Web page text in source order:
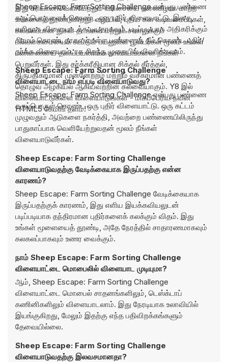
இது சரியான வெளியேற்றும் வரிசையை தலைகீழாக மாற்ற
உங்களைத் தூண்டுகிறது. வழியில், புதிய கள வடிவமைப்புகள்,
கலகலப்பான துகள் தடங்கள் மற்றும் சவாலுக்குப்
பல்வகைமையைக் கூட்டும் பயனுள்ள பூஸ்டர்கள் மூலம் உங்கள்
பண்ணையை தனிப்பயனாக்க நாணயங்களை நீங்கள்
பெறுவீர்கள். இது தர்க்கரீதியான சிக்கல் தீர்த்தல்,
திருப்திகரமான முன்னேற்றம் மற்றும் வசீகரமான பண்ணைத்
தொழுவ அழகியல் ஆகியவற்றின் கலவையாகும். Y8 இல்
விளையாட்டுகளை விளையாடுங்கள் - மிகப்பெரிய நவீன
HTML5 கேமிங் தளம்!
Sheep Escape: Farm Sorting Challenge என்பது பண்ணை
கருப்பொருளைக் கொண்ட ஒரு புதிர் விளையாட்டு. இதை,
எளிதாக விளையாடக்கூடியதாகவும், படிப்படியாக அதிகரிக்கும்
சிரமம் கொண்டதாகவும் உள்ள பண்ணைத் தீம் கொண்ட புதிர்/
தர்க்க விளையாட்டாக சிறந்த முறையில் விவரிக்கலாம்.
Sheep Escape: Farm Sorting Challenge
விளையாட்டை நாம் எப்படி விளையாடுவது?
Sheep Escape: Farm Sorting Challenge என்பது பண்ணை
கருப்பொருள் கொண்ட ஒரு புதிர் விளையாட்டு. ஒரு கட்டம்
முழுவதும் ஆடுகளை நகர்த்தி, அவற்றை பண்ணையிலிருந்து
பாதுகாப்பாக வெளியேற்றுவதன் மூலம் நீங்கள்
விளையாடுவீர்கள்.
Sheep Escape: Farm Sorting Challenge
விளையாடுவதற்கு வேடிக்கையாக இருப்பதற்கு என்ன
காரணம்?
Sheep Escape: Farm Sorting Challenge வேடிக்கையாக
இருப்பதற்குக் காரணம், இது எளிய இயக்கவியலுடன்
படிப்படியாக தந்திரமான புதிர்களைக் கலக்கும் விதம். இது
உங்கள் மூளையைத் தூண்டி, அதே நேரத்தில் சாதாரணமாகவும்
கலகலப்பாகவும் உணர வைக்கும்.
நாம் Sheep Escape: Farm Sorting Challenge
விளையாட்டை மொபைலில் விளையாட முடியுமா?
ஆம், Sheep Escape: Farm Sorting Challenge
விளையாட்டை மொபைல் சாதனங்களிலும், டெஸ்க்டாப்
கணினிகளிலும் விளையாடலாம். இது நேரடியாக உலாவியில்
இயங்குகிறது, மேலும் இதற்கு எந்த பதிவிறக்கங்களும்
தேவையில்லை.
Sheep Escape: Farm Sorting Challenge
விளையாடுவதற்கு இலவசமானதா?